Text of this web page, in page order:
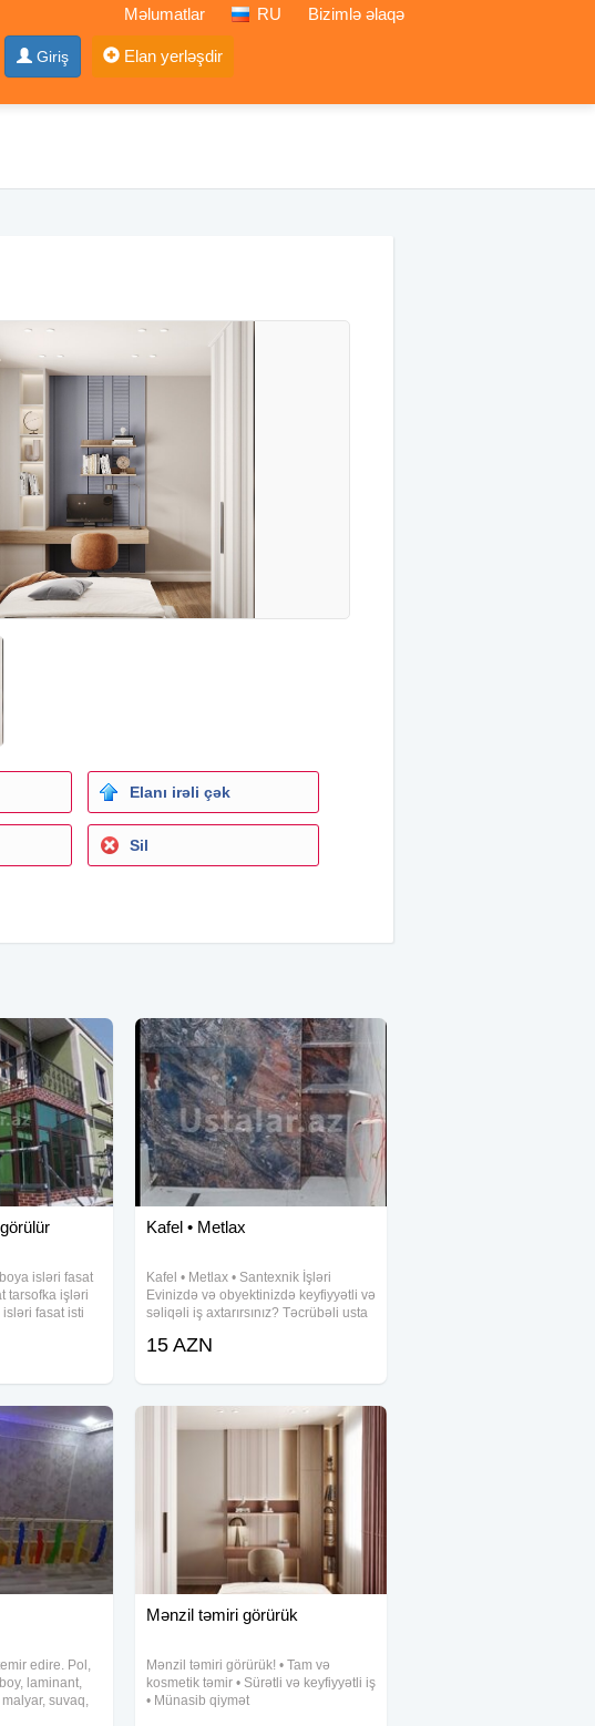
Məlumatlar RU Bizimlə əlaqə
Giriş Elan yerləşdir
Elanı irəli çək
Sil
isləri fasat
tarsofka işləri
fasat isti
fasat
Kafel • Metlax
Kafel • Metlax • Santexnik İşləri
Evinizdə və obyektinizdə keyfiyyətli və
səliqəli iş axtarırsınız? Təcrübəli usta
döşənməsi Hamam, tualet və mətbəx
15 AZN
edire. Pol,
laminant,
suvaq,
Mənzil təmiri görürük
Mənzil təmiri görürük! • Tam və
kosmetik təmir • Sürətli və keyfiyyətli iş
• Münasib qiymət